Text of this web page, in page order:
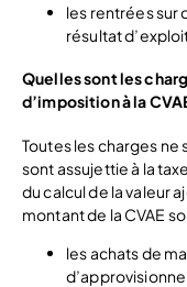
les rentrées sur
résultat
Quelles sont les
d’imposition à la
Toutes les charges ne
sont assujettie à la
du calcul de la valeur
montant de la CVAE
les achats de